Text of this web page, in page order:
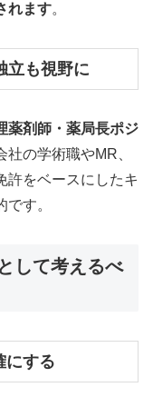
れます。
立も視野に
薬剤師・薬局長ポジ
社の学術職やMR、
許をベースにしたキ
す。
して考えるべ
にする